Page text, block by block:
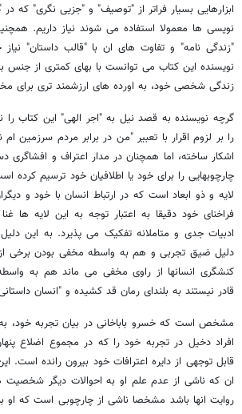
ابزارهایی بسیار فراتر از "توصیف" و "جزیی نگری" که
نویسی ها معمولا استفاده می شوند نیاز داریم.
"زندگی نامه" و تفاوت های ان با "قالب داستان" نیاز
نویسنده این کتاب می توانست با بهای کمتری از جنس
زندگی شخصی خود، به اورده های ارزشمند تری برای
گرچه نویسنده به قصد نیل به "اجر الهی" این کتاب
را بر لزوم اقرار با تعبیر "من در برابر مردم سرزمین ام
اشکار ساخته، اما همچنان در مدار اعتراف و
چارچوبهایی را برای خود یا اطلافیان خود ترسیم کرده
لایه و ذو ابعاد است که در ارتباط انسان با خود و
فراخنای خود دقیقا به اعتبار توجه به این لایه ها
ادبیات جدی و متاملانه تفکیک می پذیرد. به این
دلیل ضیق تجربی و هم به واسطه مخفی بودن برخی از
کنشگری انسانها از راوی مخفی می ماند هم به واسطه
قادر نیستند به بلندای رمان قد کشیده و "انسان
مشخص است که خسرو باباخانی در بیان تجربه خود،
افراد دخیل در تجربه خود را که در مجموع اضلاع
قابل توجهی از دایره اعترافات خود بیرون رانده
ان که ناشی از عدم علم او به احوالات دیگر شخصیت ها
روایت انها باشد مشخصا ناشی از چارچوبی است که او